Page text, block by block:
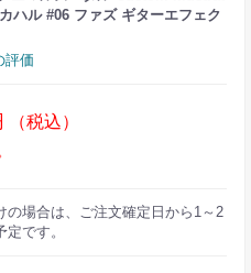
ハル #06 ファズ ギターエフェク
価
（税込）
の場合は、ご注文確定日から1～2
です。